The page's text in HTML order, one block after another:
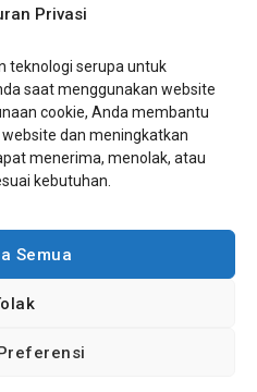
Privasi
teknologi serupa untuk
saat menggunakan website
cookie, Anda membantu
dan meningkatkan
menerima, menolak, atau
kebutuhan.
Semua
Web Sukabumi